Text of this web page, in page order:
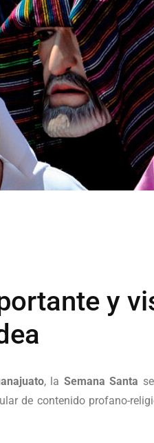
y
, la Semana Santa
de contenido profano-